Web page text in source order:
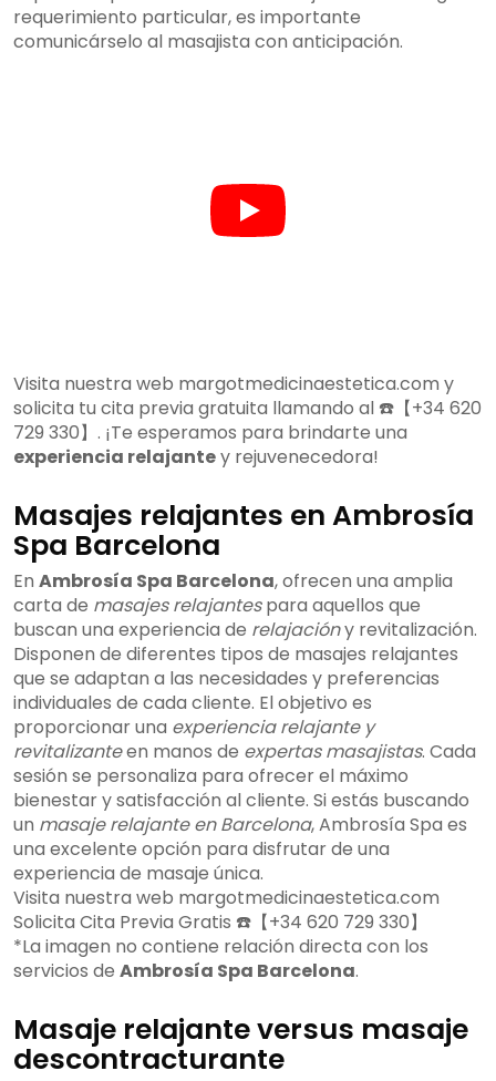
requerimiento particular, es importante
comunicárselo al masajista con anticipación.
Visita nuestra web margotmedicinaestetica.com y
solicita tu cita previa gratuita llamando al ☎️【+34 620
729 330】. ¡Te esperamos para brindarte una
experiencia relajantey rejuvenecedora!
Masajes relajantes en Ambrosía
Spa Barcelona
En Ambrosía Spa Barcelona, ofrecen una amplia
carta de masajes relajantespara aquellos que
buscan una experiencia de relajacióny revitalización.
Disponen de diferentes tipos de masajes relajantes
que se adaptan a las necesidades y preferencias
individuales de cada cliente. El objetivo es
proporcionar una experiencia relajante y
revitalizanteen manos de expertas masajistas. Cada
sesión se personaliza para ofrecer el máximo
bienestar y satisfacción al cliente. Si estás buscando
un masaje relajante en Barcelona, Ambrosía Spa es
una excelente opción para disfrutar de una
experiencia de masaje única.
Visita nuestra web margotmedicinaestetica.com
Solicita Cita Previa Gratis ☎️【+34 620 729 330】
*La imagen no contiene relación directa con los
servicios de Ambrosía Spa Barcelona.
Masaje relajante versus masaje
descontracturante